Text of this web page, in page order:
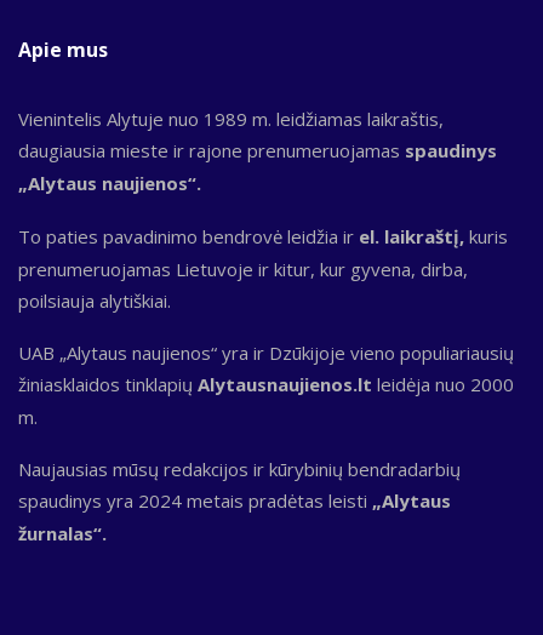
Apie mus
Vienintelis Alytuje nuo 1989 m. leidžiamas laikraštis,
daugiausia mieste ir rajone prenumeruojamas spaudinys
„Alytaus naujienos“.
To paties pavadinimo bendrovė leidžia ir el. laikraštį, kuris
prenumeruojamas Lietuvoje ir kitur, kur gyvena, dirba,
poilsiauja alytiškiai.
UAB „Alytaus naujienos“ yra ir Dzūkijoje vieno populiariausių
žiniasklaidos tinklapių Alytausnaujienos.lt leidėja nuo 2000
m.
Naujausias mūsų redakcijos ir kūrybinių bendradarbių
spaudinys yra 2024 metais pradėtas leisti „Alytaus
žurnalas“.